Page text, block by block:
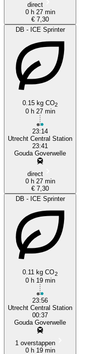
direct
0 h 27 min
€ 7,30
DB - ICE Sprinter
0.15 kg CO2
0 h 27 min
23:14
Utrecht Central Station
23:41
Gouda Goverwelle
direct
0 h 27 min
€ 7,30
DB - ICE Sprinter
0.11 kg CO2
0 h 19 min
23:56
Utrecht Central Station
00:37
Gouda Goverwelle
1 overstappen
0 h 19 min